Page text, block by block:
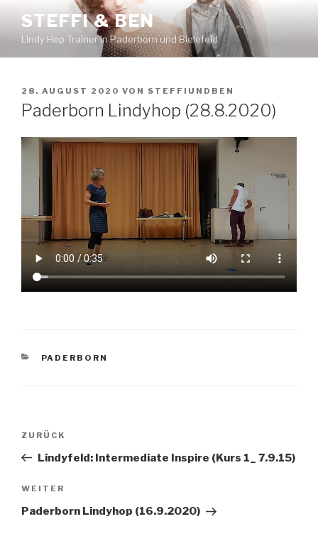
Inhalt
springen
STEFFI & BEN
Lindy Hop Trainer in Paderborn und Bielefeld
VERÖFFENTLICHT
AM
28. AUGUST 2020 VON STEFFIUNDBEN
Paderborn Lindyhop (28.8.2020)
KATEGORIEN
PADERBORN
Beitragsnavigation
Vorheriger
Beitrag
ZURÜCK
Lindyfeld: Intermediate Inspire (Kurs 1_ 7.9.15)
Nächster
Beitrag
WEITER
Paderborn Lindyhop (16.9.2020)